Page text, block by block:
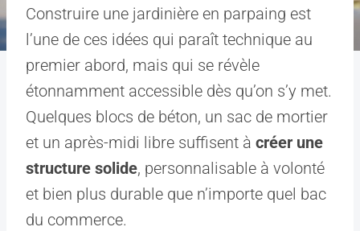
Construire une jardinière en parpaing est
l’une de ces idées qui paraît technique au
premier abord, mais qui se révèle
étonnamment accessible dès qu’on s’y met.
Quelques blocs de béton, un sac de mortier
et un après-midi libre suffisent à créer une
structure solide, personnalisable à volonté
et bien plus durable que n’importe quel bac
du commerce.